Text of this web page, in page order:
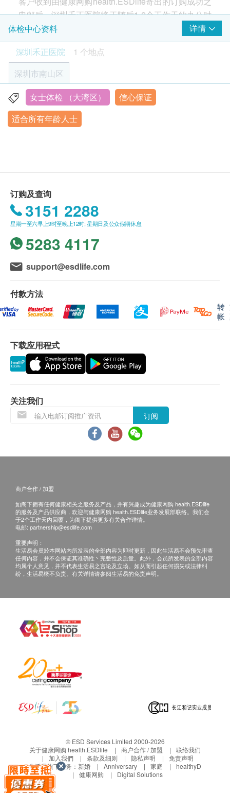
颈动脉多普勒
淋巴结超声波
输尿管超声波
心脏超声波
子宫及双附件超声波 (经腹部)
颈动脉＋颈静脉＋椎动脉超声波
癌症指标 重点项目
甲种胎蛋白 (肝癌)
病毒抗体EBV (鼻咽癌)
癌抗原 72.4 (胃)
细胞角质素21-1 (肺)
癌抗原125
胸苷激酶1
妇科检查 重点项目
妇科基础检查
白带常规检查
人类乳头瘤病毒（简称：HPV23类分型）
宫颈液基细胞检测
白带化学联检
心脏检查 重点项目
同型半胱氨酸
乳酸脱氢酶
脂蛋白 (a)
血浆脂蛋白磷脂酶A2
血清天门冬氨酸氨基转移酶
电脑扫描 重点项目
低剂量螺旋扫描（胸部）+三维重建
骨质密度 重点项目
超声骨密度检查（桡骨、胫骨）
腰椎X光检查
基本项目
肺功能
肺通气换气功能
身高
体重
外耳道检查
4、早餐后再完成其他非必须空腹的项目；
5、体检项目完成，交表至前台，完成此次体检。
6、领取报告：体检完后10个工作日单位联系人统一
领取。
7、报告解析：领取体检报告后，报告解析时间：周
一~周五下午 14:00~16:30（法定节假日除外）。
二、体检温馨提示：
保证良好睡眠，避免剧烈运动。
3、体检前3天尽量不要服用维生素C、减肥药及抗生
素类药物。慢性病患者如高血压及冠心病的降压、抗
凝和抗栓治疗，不能贸然停药或推迟服药，应清晨服
药后再接受体检；糖尿病或其他慢性病病人应在抽血
治疗。
4、体检前需禁食8-12小时；膀胱、子宫、附件（卵
巢、输卵管）、前列腺等B超检查前，需憋尿至膀胱
充盈状态（空腹项目做完后再喝水憋尿）。
6、女性受检者月经期间请勿做妇科、粪便及尿液检
查，待经期完毕后再补检，无性生活女性勿做妇检。
有妇检项目者，检前24小时避免性生活，勿进行阴道
7、体检当日最好着宽松、休闲之衣物，以方便各种
检查；勿穿有金属钮扣的内衣，以免影响X光检查的
8、体检过程中，如有问题或需增加项目，请您及时
与导检护士联系，全部项目检查完毕后请将导引单交
9、体检人员免费提供早餐,做完空腹项目如需进餐者,
10、若您尚有不清楚的地方，请与我们联系，联系电
话：+86 186 8949 0644。
电邮后，深圳禾正医院将于随后1-2个工作天的办公时
间内，致电客户预约身体检查的时间及地点。客户亦
可至少提前1日致电至深圳禾正医院进行预约（联络
电话：+86 186 8949 0644; +86 0755-8139 5238）。
客户至现场后，深圳禾正医院工作人员会核对客户的
姓名、出生年月日、手机号及健康网购health.ESDlife
订购成功之电邮。
订单如需改期，请至少提前1日联络 +86 186 8949
0644; +86 0755-8139 5238
体中文版本为准。
二、预约体检须知
领取报告：体检完后10个工作日单位联系人统一领
报告解析：领取体检报告后，报告解析时间：周一~
周五下午 14:00~16:30（法定节假日除外）。
三、免责声明
保留最后决定权。
所有健康检查/服务并非作为医务诊断或治疗用途。当
阁下身体健康出现任何疾病征兆时，应立即谘询有认
本服务/产品由商户提供。生活易【健康网购
health.ESDlife】并没有经营或提供本服务/产品。有
关此服务/产品的错漏或延误，或因使用此服务/产品而
引致的损失、损害、受伤或法律诉讼，健康网购
health.ESDlife概不负责。一切有关的索偿或查询，须
体检中心资料
详情
深圳禾正医院
1 个地点
深圳市南山区
深圳市南山区龙苑路16号深圳禾正医院住院楼4楼：健康管
理中心
周一至周五 8:00-12:00, 14:00-17:30，周六至周日 8:00-
女士体检 （大湾区）
信心保证
适合所有年龄人士
订购及查询
3151 2288
星期一至六早上9时至晚上12时; 星期日及公众假期休息
5283 4117
support@esdlife.com
付款方法
转
帐
下载应用程式
关注我们
订阅
商户合作 / 加盟
如阁下拥有任何健康相关之服务及产品，并有兴趣成为健康网购 health.ESDlife
的服务及产品供应商，欢迎与健康网购 health.ESDlife业务发展部联络。我们会
于2个工作天内回覆，为阁下提供更多有关合作详情。
电邮: partnership@esdlife.com
重要声明：
生活易会员於本网站内所发表的全部内容为即时更新，因此生活易不会预先审查
任何内容，并不会保证其准确性丶完整性及质量。此外，会员所发表的全部内容
均属个人意见，并不代表生活易之言论及立场。如从而引起任何损失或法律纠
纷，生活易概不负责。有关详情请参阅生活易的免责声明。
© ESD Services Limited 2000-2026
关于健康网购 health.ESDlife
商户合作 / 加盟
联络我们
加入我們
条款及细则 隐私声明
免责声明
生活易旗下业务： 新婚 Anniversary 家庭
healthyD
健康网购
Digital Solutions